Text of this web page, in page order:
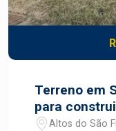
Terreno em
para
Altos do São